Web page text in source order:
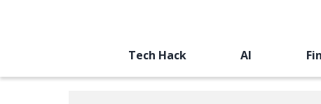
Tech Hack AI